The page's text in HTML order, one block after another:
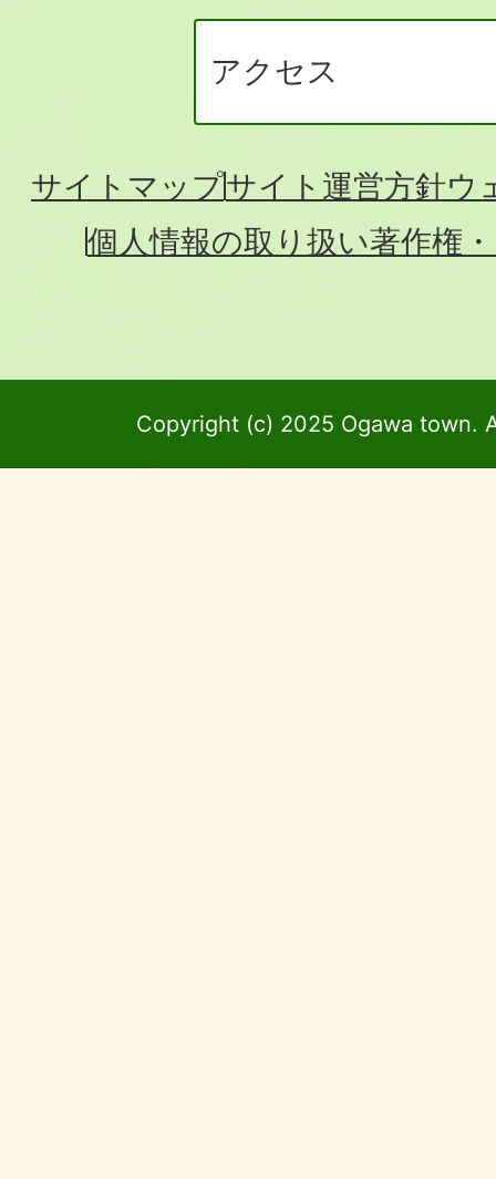
アクセス
サイトマップサイト運営方針ウ
個人情報の取り扱い著作権
Copyright (c) 2025 Ogawa town.